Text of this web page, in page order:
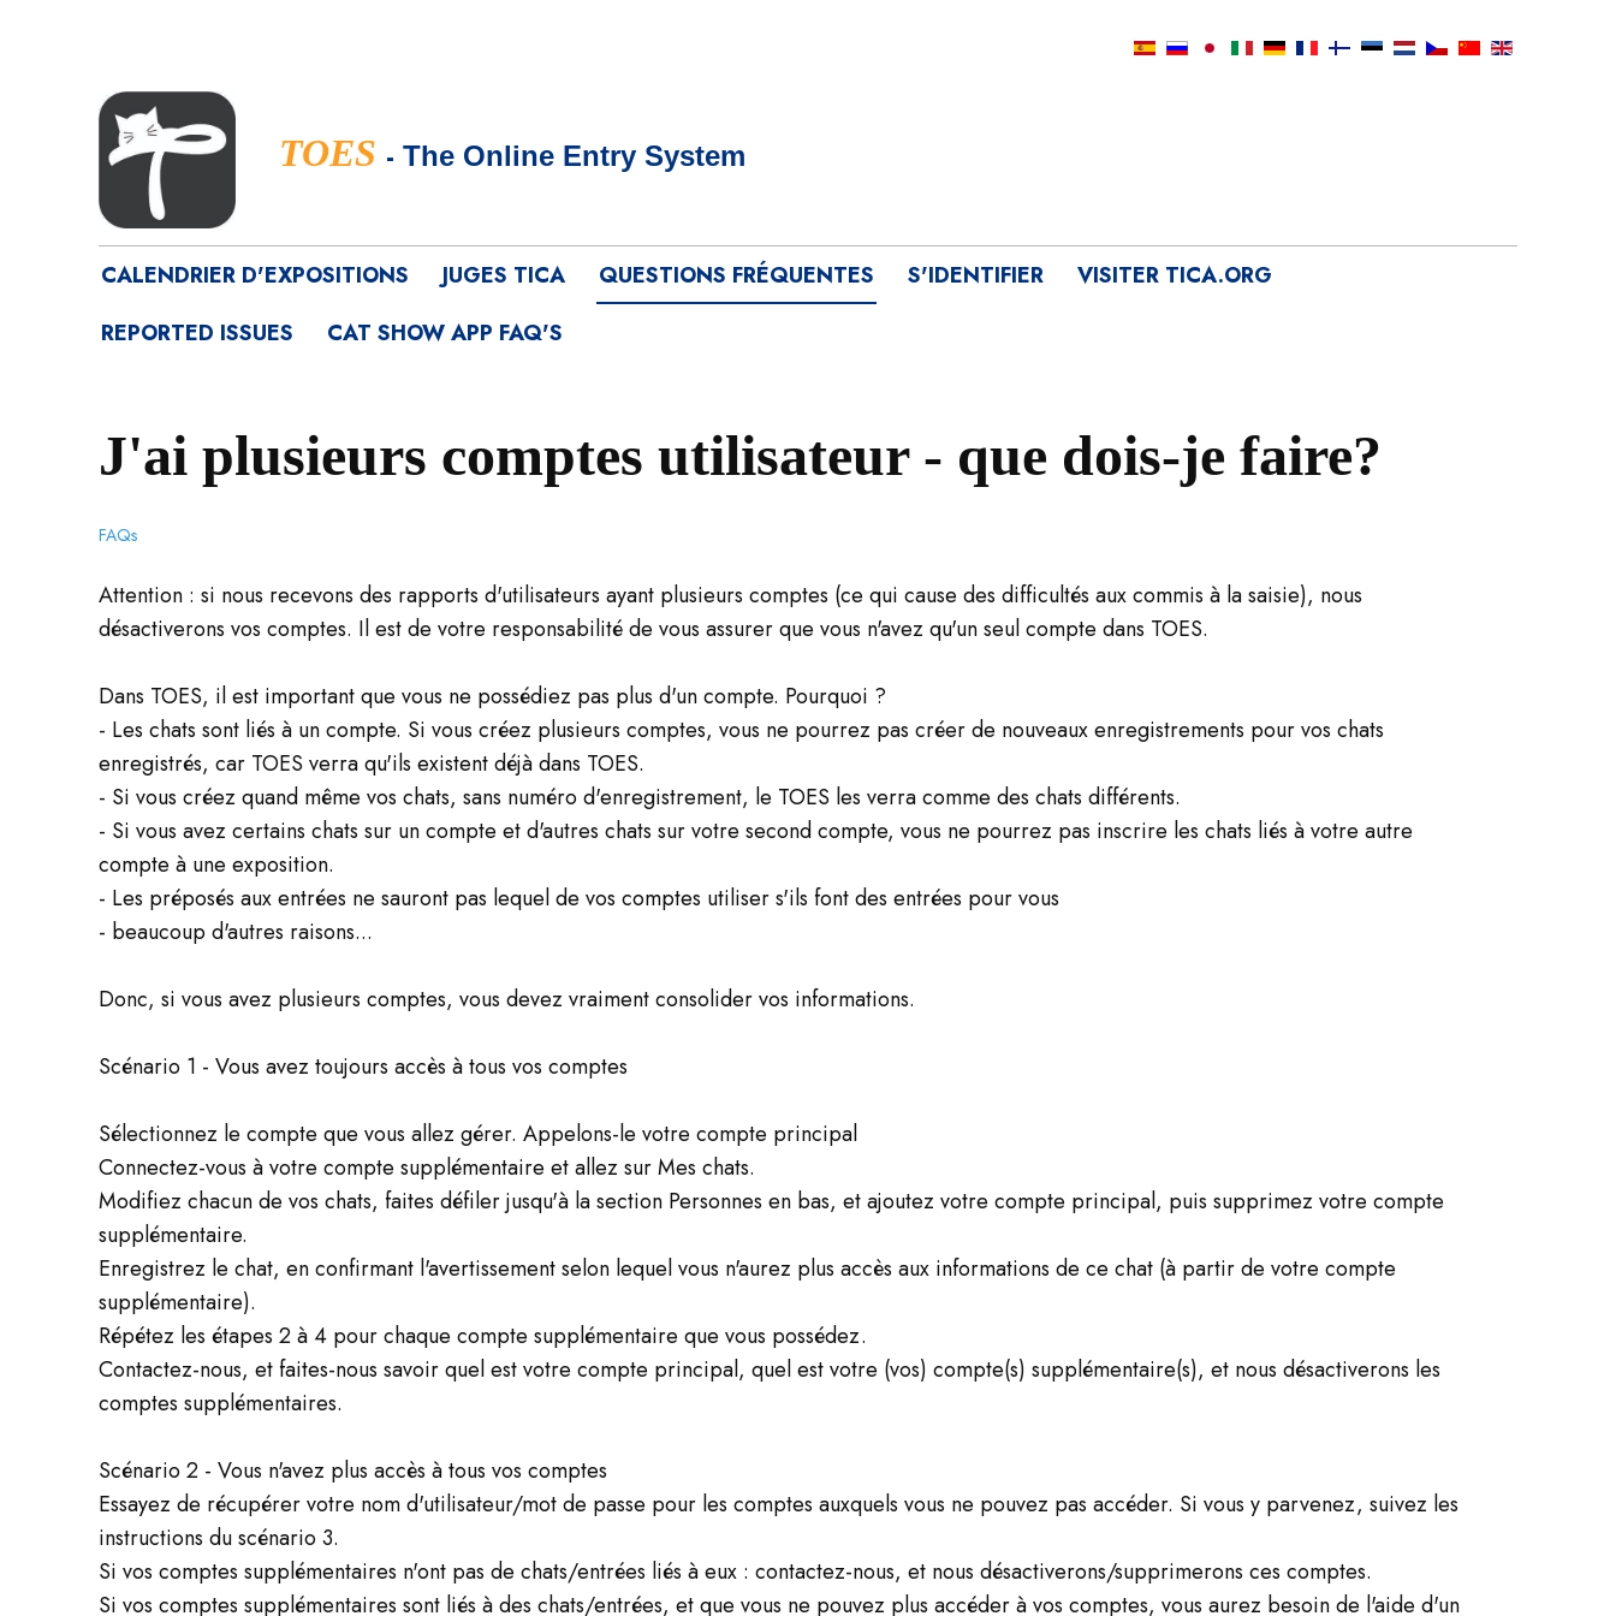
TOES - The Online Entry System
CALENDRIER D'EXPOSITIONS JUGES TICA QUESTIONS FRÉQUENTES S'IDENTIFIER
VISITER TICA.ORG
REPORTED ISSUES
CAT SHOW APP FAQ'S
J'ai plusieurs comptes utilisateur - que dois-je faire?
FAQs
Attention : si nous recevons des rapports d'utilisateurs ayant plusieurs comptes (ce qui cause des difficultés aux commis à la saisie), nous
désactiverons vos comptes. Il est de votre responsabilité de vous assurer que vous n'avez qu'un seul compte dans TOES.
Dans TOES, il est important que vous ne possédiez pas plus d'un compte. Pourquoi ?
- Les chats sont liés à un compte. Si vous créez plusieurs comptes, vous ne pourrez pas créer de nouveaux enregistrements pour vos chats
enregistrés, car TOES verra qu'ils existent déjà dans TOES.
- Si vous créez quand même vos chats, sans numéro d'enregistrement, le TOES les verra comme des chats différents.
- Si vous avez certains chats sur un compte et d'autres chats sur votre second compte, vous ne pourrez pas inscrire les chats liés à votre autre
compte à une exposition.
- Les préposés aux entrées ne sauront pas lequel de vos comptes utiliser s'ils font des entrées pour vous
- beaucoup d'autres raisons...
Donc, si vous avez plusieurs comptes, vous devez vraiment consolider vos informations.
Scénario 1 - Vous avez toujours accès à tous vos comptes
Sélectionnez le compte que vous allez gérer. Appelons-le votre compte principal
Connectez-vous à votre compte supplémentaire et allez sur Mes chats.
Modifiez chacun de vos chats, faites défiler jusqu'à la section Personnes en bas, et ajoutez votre compte principal, puis supprimez votre compte
supplémentaire.
Enregistrez le chat, en confirmant l'avertissement selon lequel vous n'aurez plus accès aux informations de ce chat (à partir de votre compte
supplémentaire).
Répétez les étapes 2 à 4 pour chaque compte supplémentaire que vous possédez.
Contactez-nous, et faites-nous savoir quel est votre compte principal, quel est votre (vos) compte(s) supplémentaire(s), et nous désactiverons les
comptes supplémentaires.
Scénario 2 - Vous n'avez plus accès à tous vos comptes
Essayez de récupérer votre nom d'utilisateur/mot de passe pour les comptes auxquels vous ne pouvez pas accéder. Si vous y parvenez, suivez les
instructions du scénario 3.
Si vos comptes supplémentaires n'ont pas de chats/entrées liés à eux : contactez-nous, et nous désactiverons/supprimerons ces comptes.
Si vos comptes supplémentaires sont liés à des chats/entrées, et que vous ne pouvez plus accéder à vos comptes, vous aurez besoin de l'aide d'un